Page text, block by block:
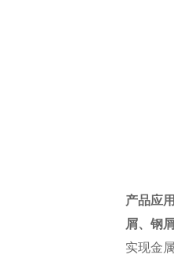
产品应
屑、钢
实现金